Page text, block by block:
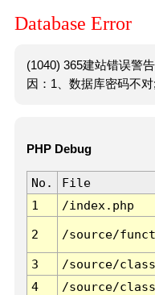
Database Error
(1040) 365建站错误警
因：1、数据库密码不对
PHP Debug
No. File
1
/index.php
2 /source/
3 /source/
4
/source/